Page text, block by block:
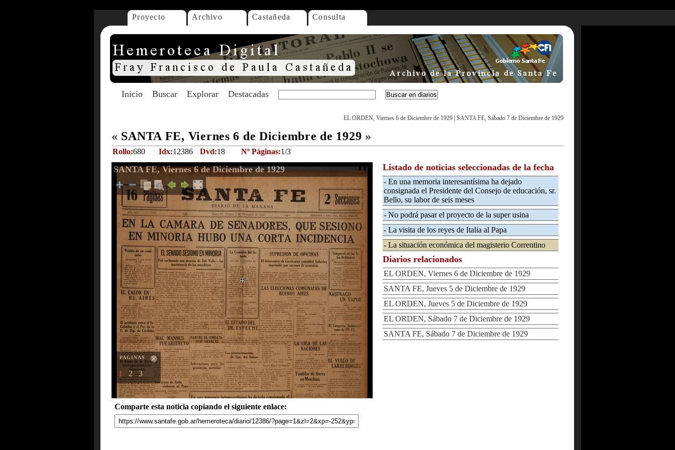
Proyecto Archivo Castañeda Consulta
Inicio Buscar Explorar Destacadas
EL ORDEN, Viernes 6 de Diciembre de 1929 SANTA FE, Sábado 7 de Diciembre de 1929
« SANTA FE, Viernes 6 de Diciembre de 1929 »
Rollo:680 Idx:12386 Dvd:18 Nº Páginas:1/3
SANTA FE, Viernes 6 de Diciembre de 1929
PAGINAS
1 2 3
Comparte esta noticia copiando el siguiente enlace:
Listado de noticias seleccionadas de la fecha
- En una memoria interesantísima ha dejado
consignada el Presidente del Consejo de educación, sr.
Bello, su labor de seis meses
- No podrá pasar el proyecto de la super usina
- La visita de los reyes de Italia al Papa
- La situación económica del magisterio Correntino
Diarios relacionados
EL ORDEN, Viernes 6 de Diciembre de 1929
SANTA FE, Jueves 5 de Diciembre de 1929
EL ORDEN, Jueves 5 de Diciembre de 1929
EL ORDEN, Sábado 7 de Diciembre de 1929
SANTA FE, Sábado 7 de Diciembre de 1929